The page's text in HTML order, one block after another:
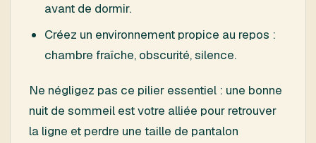
avant de dormir.
Créez un environnement propice au repos :
chambre fraîche, obscurité, silence.
Ne négligez pas ce pilier essentiel : une bonne
nuit de sommeil est votre alliée pour retrouver
la ligne et perdre une taille de pantalon